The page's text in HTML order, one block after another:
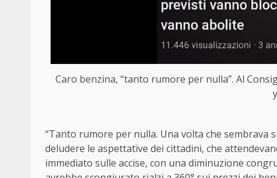
Caro benzina, “tanto rumore per nulla”. Al
“Tanto rumore per nulla. Una volta che sembrava
deludere le aspettative dei cittadini, che
immediato sulle accise, con una diminuzione